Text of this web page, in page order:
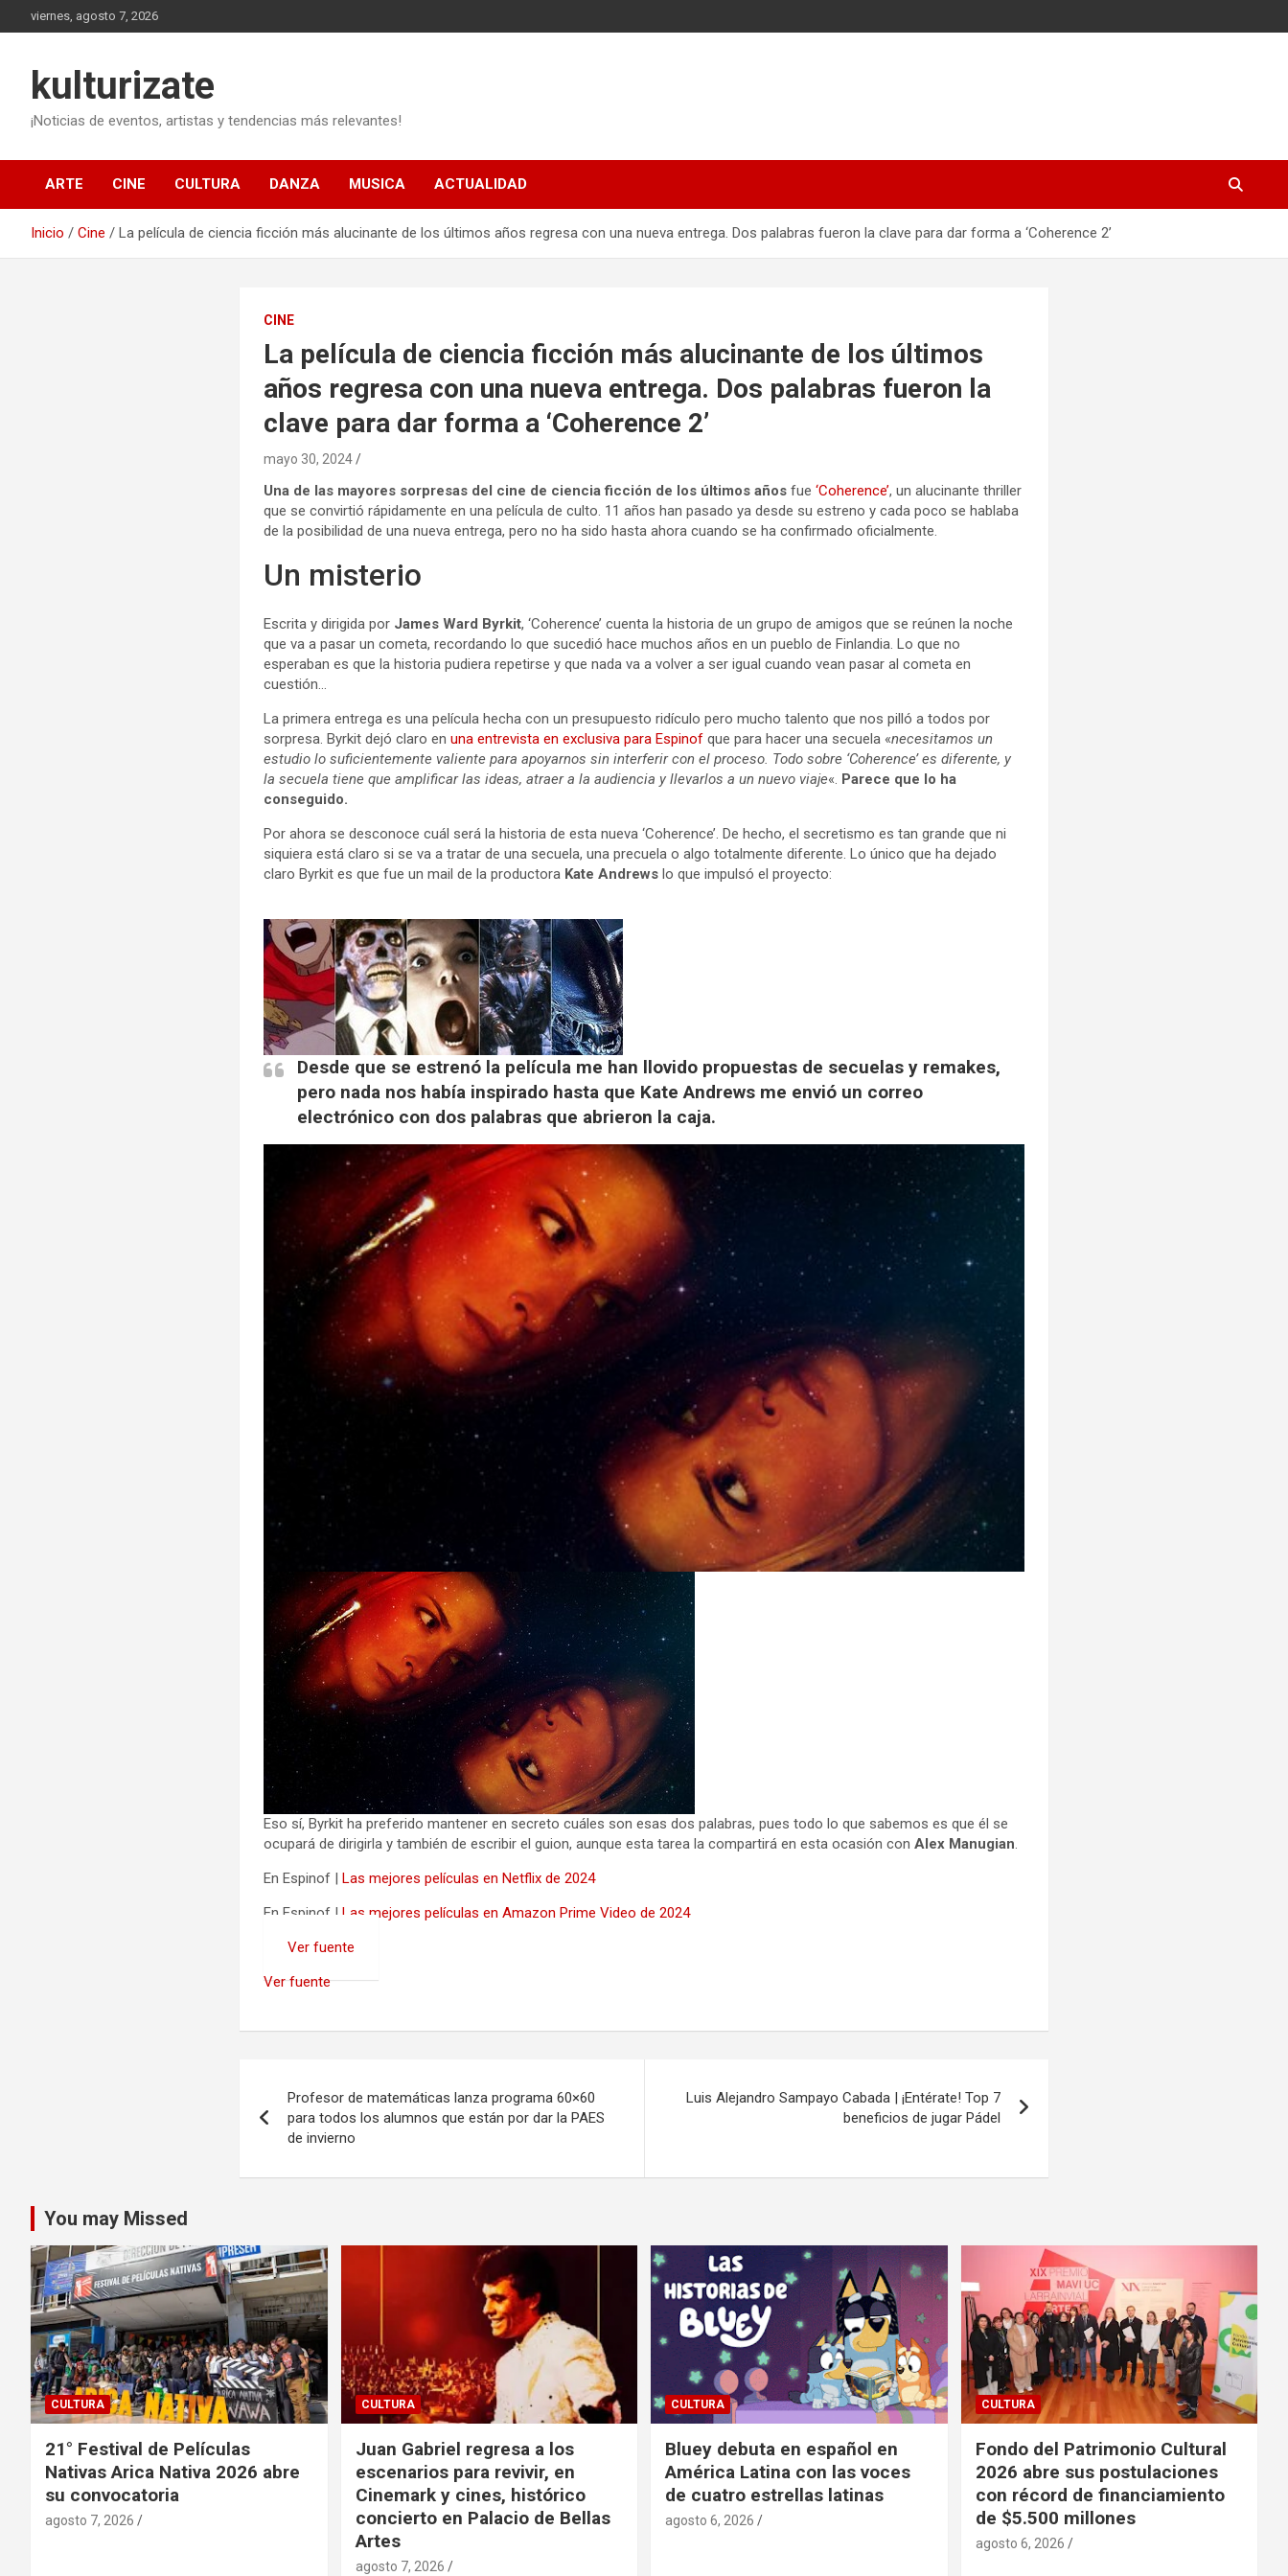
al
viernes, agosto 7, 2026
kulturizate
¡Noticias de eventos, artistas y tendencias más relevantes!
ARTE CINE CULTURA DANZA MUSICA ACTUALIDAD
Inicio Cine La película de ciencia ficción más alucinante de los últimos años regresa con una nueva entrega. Dos palabras fueron la clave para dar forma a ‘Coherence 2’
CINE
La película de ciencia ficción más alucinante de los últimos
años regresa con una nueva entrega. Dos palabras fueron la
clave para dar forma a ‘Coherence 2’
mayo 30, 2024
Una de las mayores sorpresas del cine de ciencia ficción de los últimos años fue‘Coherence’, un alucinante thriller
que se convirtió rápidamente en una película de culto. 11 años han pasado ya desde su estreno y cada poco se hablaba
de la posibilidad de una nueva entrega, pero no ha sido hasta ahora cuando se ha confirmado oficialmente.
Un misterio
Escrita y dirigida por James Ward Byrkit, ‘Coherence’ cuenta la historia de un grupo de amigos que se reúnen la noche
que va a pasar un cometa, recordando lo que sucedió hace muchos años en un pueblo de Finlandia. Lo que no
esperaban es que la historia pudiera repetirse y que nada va a volver a ser igual cuando vean pasar al cometa en
cuestión…
La primera entrega es una película hecha con un presupuesto ridículo pero mucho talento que nos pilló a todos por
sorpresa. Byrkit dejó claro en una entrevista en exclusiva para Espinof que para hacer una secuela «necesitamos un
estudio lo suficientemente valiente para apoyarnos sin interferir con el proceso. Todo sobre ‘Coherence’ es diferente, y
la secuela tiene que amplificar las ideas, atraer a la audiencia y llevarlos a un nuevo viaje«. Parece que lo ha
conseguido.
Por ahora se desconoce cuál será la historia de esta nueva ‘Coherence’. De hecho, el secretismo es tan grande que ni
siquiera está claro si se va a tratar de una secuela, una precuela o algo totalmente diferente. Lo único que ha dejado
claro Byrkit es que fue un mail de la productora Kate Andrews lo que impulsó el proyecto:
Desde que se estrenó la película me han llovido propuestas de secuelas y remakes,
pero nada nos había inspirado hasta que Kate Andrews me envió un correo
electrónico con dos palabras que abrieron la caja.
Eso sí, Byrkit ha preferido mantener en secreto cuáles son esas dos palabras, pues todo lo que sabemos es que él se
ocupará de dirigirla y también de escribir el guion, aunque esta tarea la compartirá en esta ocasión conAlex Manugian.
En Espinof |Las mejores películas en Netflix de 2024
En Espinof |Las mejores películas en Amazon Prime Video de 2024
Ver fuente
Ver fuente
de
Profesor de matemáticas lanza programa 60×60
para todos los alumnos que están por dar la PAES
de invierno
Luis Alejandro Sampayo Cabada | ¡Entérate! Top 7
beneficios de jugar Pádel
You may Missed
CULTURA
21° Festival de Películas
Nativas Arica Nativa 2026 abre
su convocatoria
agosto 7, 2026
CULTURA
Juan Gabriel regresa a los
escenarios para revivir, en
Cinemark y cines, histórico
concierto en Palacio de Bellas
Artes
agosto 7, 2026
CULTURA
Bluey debuta en español en
América Latina con las voces
de cuatro estrellas latinas
agosto 6, 2026
CULTURA
Fondo del Patrimonio Cultural
2026 abre sus postulaciones
con récord de financiamiento
de $5.500 millones
agosto 6, 2026